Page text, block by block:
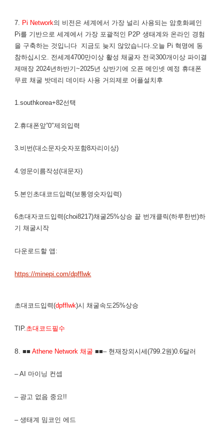
7. Pi Network의 비전은 세계에서 가장 널리 사용되는 암호화폐인
Pi를 기반으로 세계에서 가장 포괄적인 P2P 생태계와 온라인 경험
을 구축하는 것입니다 지금도 늦지 않았습니다.오늘 Pi 혁명에 동
참하십시오. 전세계4700만이상 활성 채굴자 전국300개이상 파이결
제매장 2024년하반기~2025년 상반기에 오픈 메인넷 예정 휴대폰
무료 채굴 밧데리 데이타 사용 거의제로 어플설치후
1.southkorea+82선택
2.휴대폰앞”0″제외입력
3.비번(대소문자숫자포함8자리이상)
4.영문이름작성(대문자)
5.본인초대코드입력(보통영숫자입력)
6초대자코드입력(choi8217)채굴25%상승 끝 번개클릭(하루한번)하
기 채굴시작
다운로드할 앱:
https://minepi.com/dpfflwk
초대코드입력(dpfflwk)시 채굴속도25%상승
TIP.초대코드필수
8.■■Athene Network 채굴 ■■– 현재장외시세(799.2원)0.6달러
– AI 마이닝 컨셉
– 광고 없음 중요!!
– 생태계 밈코인 에드